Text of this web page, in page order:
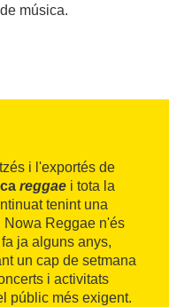
música.
i l'exportés de
reggae i tota la
tenint una
Nowa Reggae n'és
ja alguns anys,
un cap de setmana
i activitats
públic més exigent.